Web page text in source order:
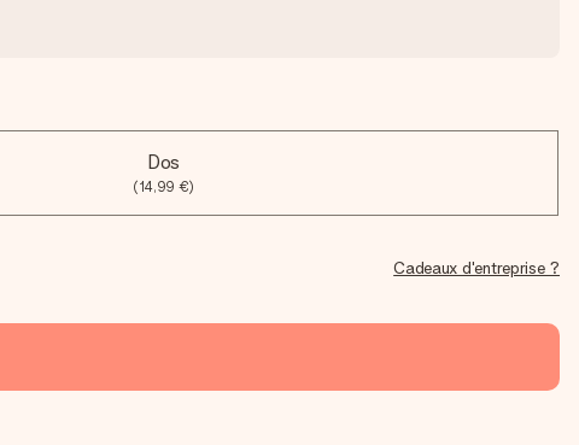
Dos
(14,99 €)
Cadeaux d'entreprise ?